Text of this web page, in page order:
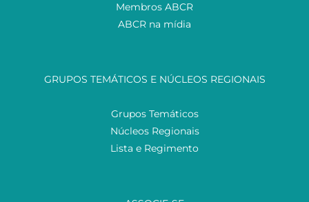
Membros ABCR
ABCR na mídia
GRUPOS TEMÁTICOS E NÚCLEOS REGIONAIS
Grupos Temáticos
Núcleos Regionais
Lista e Regimento